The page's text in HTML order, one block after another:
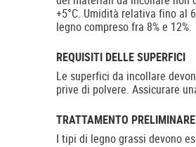
+5°C. Umidità relativa fino al
legno compreso fra 8% e 12%.
REQUISITI DELLE SUPERFICI
Le superfici da incollare
prive di polvere. Assicurare
TRATTAMENTO
I tipi di legno grassi devono